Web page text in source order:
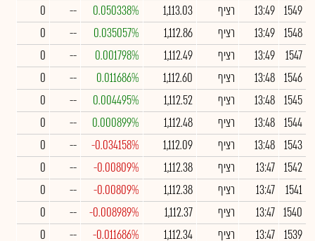
1549
13:49 רציף 1,113.03
0.050338%
--
0
1548
13:49 רציף 1,112.86
0.035057%
--
0
1547
13:49 רציף 1,112.49
0.001798%
--
0
1546
13:48 רציף 1,112.60
0.011686%
--
0
1545
13:48 רציף 1,112.52
0.004495%
--
0
1544
13:48 רציף 1,112.48
0.000899%
--
0
1543
13:48 רציף 1,112.09
-0.034158%
--
0
1542
13:47 רציף 1,112.38
-0.00809%
--
0
1541
13:47 רציף 1,112.38
-0.00809%
--
0
1540
13:47 רציף 1,112.37
-0.008989%
--
0
1539
13:47 רציף 1,112.34
-0.011686%
--
0